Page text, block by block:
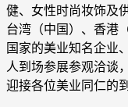
健、女性时尚妆饰及
台湾（中国）、香港
国家的美业知名企业
人到场参展参观洽谈
迎接各位美业同仁的